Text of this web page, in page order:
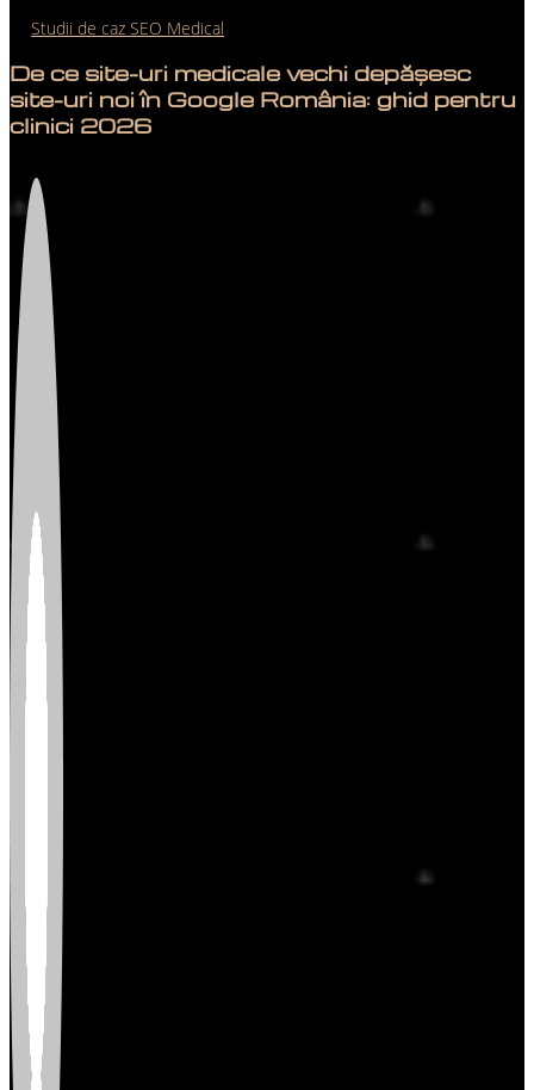
Studii de caz SEO Medical
De ce site-uri medicale vechi depășesc
site-uri noi în Google România: ghid pentru
clinici 2026